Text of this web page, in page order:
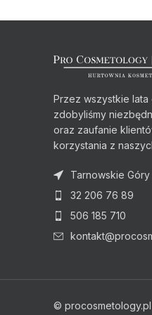
Przez wszystkie
zdobyliśmy
oraz zaufanie
korzystania z
Tarnowskie
32 206 76 89
506 185 710
© procosmetology.pl